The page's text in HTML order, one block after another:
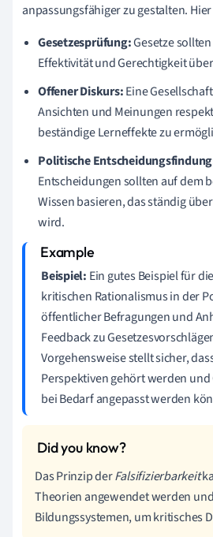
anpassungsfähiger zu gestalten.
Gesetzesprüfung:Gesetze
Effektivität und Gerechtigkeit
Offener Diskurs:Eine
Ansichten und Meinungen
beständige Lerneffekte zu
Politische
Entscheidungen sollten auf dem
Wissen basieren, das ständig
wird.
Beispiel: Ein gutes Beispiel für
kritischen Rationalismus in der
öffentlicher Befragungen und
Feedback zu
Vorgehensweise stellt sicher,
Perspektiven gehört werden und
bei Bedarf angepasst werden
Das Prinzip derFalsifizierbarkeit
Theorien angewendet werden
Bildungssystemen, um kritisches